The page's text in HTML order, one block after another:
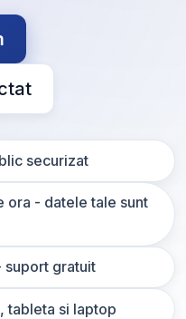
securizat
ora - datele tale sunt
suport gratuit
tableta si laptop